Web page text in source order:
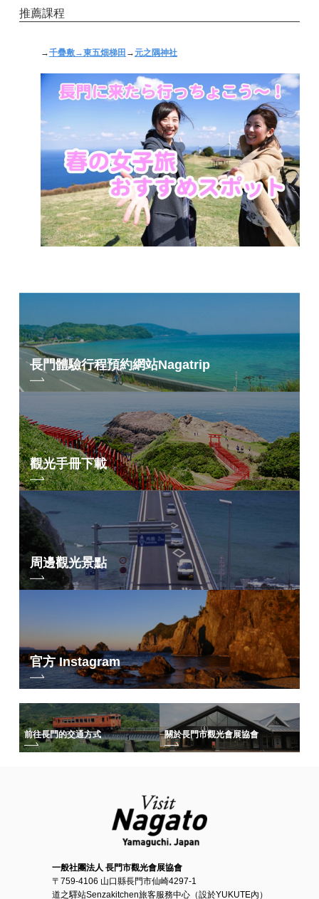
推薦課程
→千疊敷→東五畑梯田 →元之隅神社
長門體驗行程預約網站Nagatrip
觀光手冊下載
周邊觀光景點
官方 Instagram
前往長門的交通方式 關於長門市觀光會展協會
一般社團法人 長門市觀光會展協會
〒759-4106 山口縣長門市仙崎4297-1
道之驛站Senzakitchen旅客服務中心（設於YUKUTE內）